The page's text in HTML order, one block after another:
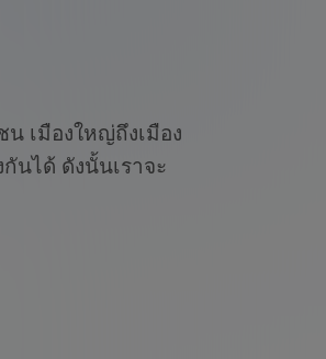
เมืองใหญ่ถึงเมือง
นได้ ดังนั้นเราจะ